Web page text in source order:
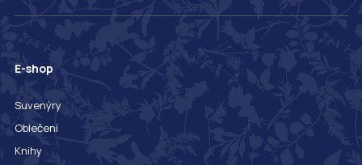
E-shop
Suvenýry
Oblečení
Knihy